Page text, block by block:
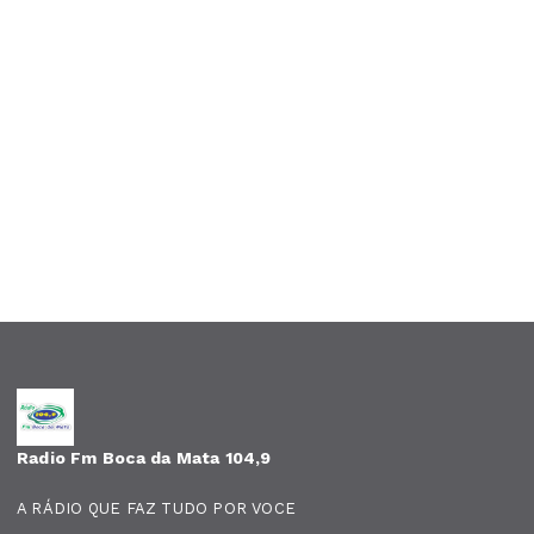
Radio Fm Boca da Mata 104,9
A RÁDIO QUE FAZ TUDO POR VOCE